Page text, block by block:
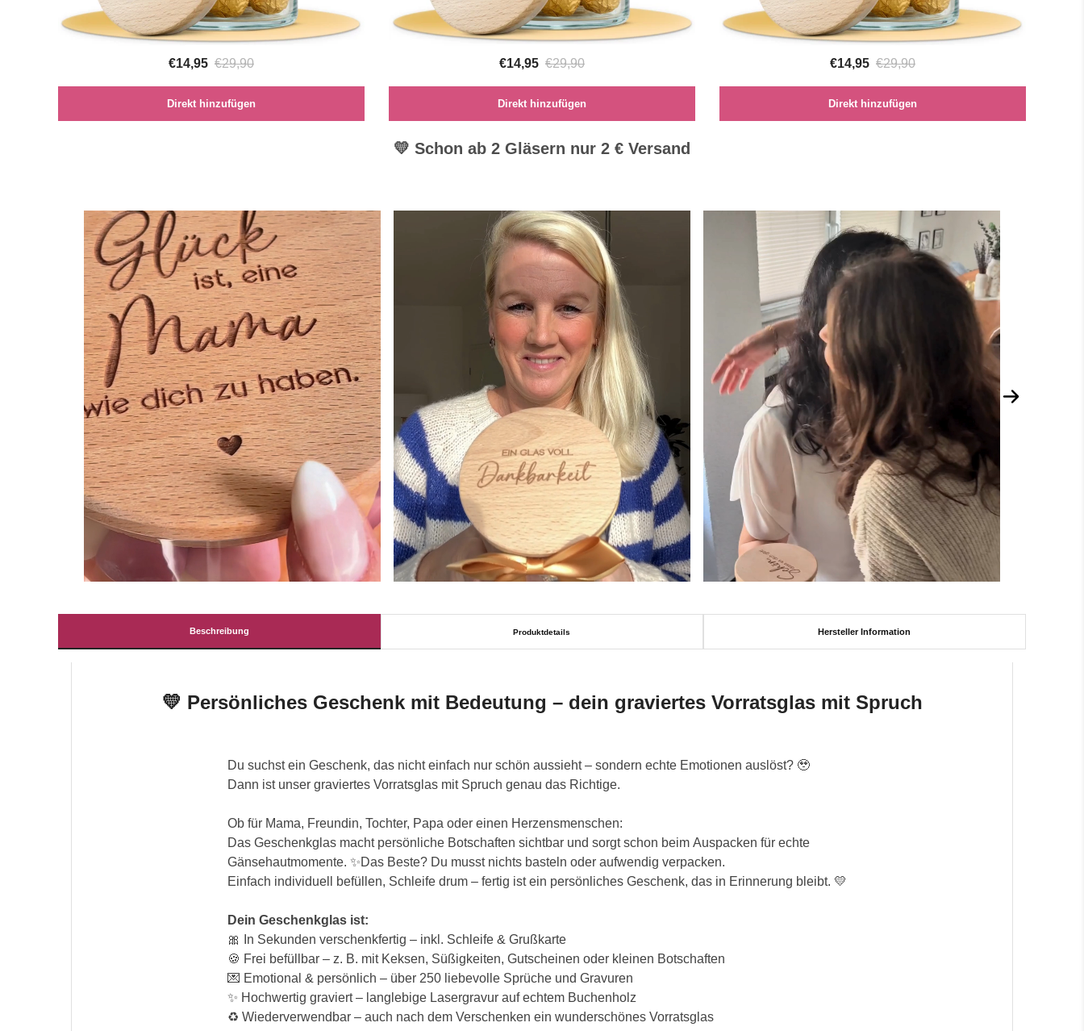
€14,95 €29,90
Direkt hinzufügen
€14,95 €29,90
Direkt hinzufügen
€14,95 €29,90
Direkt hinzufügen
💛 Schon ab 2 Gläsern nur 2 € Versand
Beschreibung Produktdetails Hersteller Information
💛 Persönliches Geschenk mit Bedeutung – dein graviertes Vorratsglas mit Spruch
Du suchst ein Geschenk, das nicht einfach nur schön aussieht – sondern echte Emotionen auslöst? 🥹
Dann ist unser graviertes Vorratsglas mit Spruch genau das Richtige.
Ob für Mama, Freundin, Tochter, Papa oder einen Herzensmenschen:
Das Geschenkglas macht persönliche Botschaften sichtbar und sorgt schon beim Auspacken für echte
Gänsehautmomente. ✨Das Beste? Du musst nichts basteln oder aufwendig verpacken.
Einfach individuell befüllen, Schleife drum – fertig ist ein persönliches Geschenk, das in Erinnerung bleibt. 💛
Dein Geschenkglas ist:
🎀 In Sekunden verschenkfertig – inkl. Schleife & Grußkarte
🍪 Frei befüllbar – z. B. mit Keksen, Süßigkeiten, Gutscheinen oder kleinen Botschaften
💌 Emotional & persönlich – über 250 liebevolle Sprüche und Gravuren
✨ Hochwertig graviert – langlebige Lasergravur auf echtem Buchenholz
♻️ Wiederverwendbar – auch nach dem Verschenken ein wunderschönes Vorratsglas